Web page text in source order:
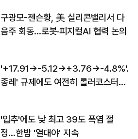
구광모-젠슨황, 美 실리콘밸리서 다
음주 회동…로봇·피지컬AI 협력 논의
'+17.91→-5.12→+3.76→-4.8%'…'
종레' 규제에도 여전히 롤러코스터
'입추'에도 낮 최고 39도 폭염 절
정…한밤 '열대야' 지속